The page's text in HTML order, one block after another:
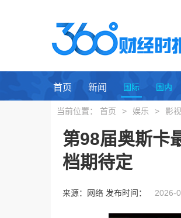
首页 新闻 国际 国内
当前位置： 首页 > 娱乐 > 影视
第98届奥斯卡
档期待定
来源：网络 发布时间： 2026-